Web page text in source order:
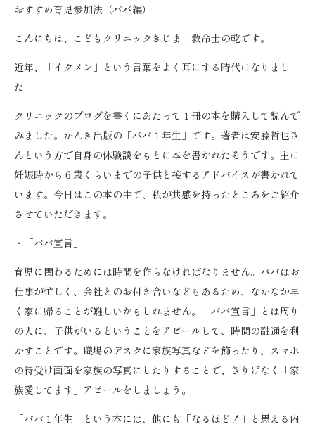
おすすめ育児参加法（パパ編）
こんにちは、こどもクリニックきじま 救命士の乾です。
近年、「イクメン」という言葉をよく耳にする時代になりまし
た。
クリニックのブログを書くにあたって１冊の本を購入して読んで
みました。かんき出版の「パパ１年生」です。著者は安藤哲也さ
んという方で自身の体験談をもとに本を書かれたそうです。主に
妊娠時から６歳くらいまでの子供と接するアドバイスが書かれて
います。今日はこの本の中で、私が共感を持ったところをご紹介
させていただきます。
・「パパ宣言」
育児に関わるためには時間を作らなければなりません。パパはお
仕事が忙しく、会社とのお付き合いなどもあるため、なかなか早
く家に帰ることが難しいかもしれません。「パパ宣言」とは周り
の人に、子供がいるということをアピールして、時間の融通を利
かすことです。職場のデスクに家族写真などを飾ったり、スマホ
の待受け画面を家族の写真にしたりすることで、さりげなく「家
族愛してます」アピールをしましょう。
「パパ１年生」という本には、他にも「なるほど！」と思える内